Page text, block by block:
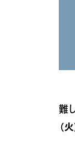
難
（火